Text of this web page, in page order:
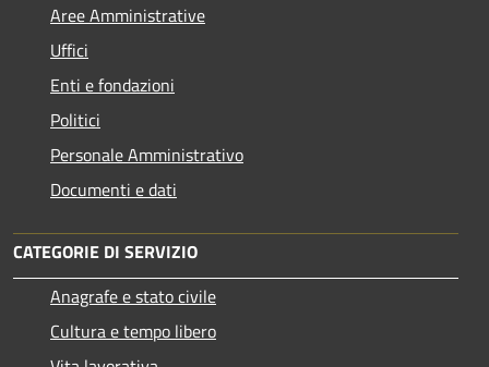
Aree Amministrative
Uffici
Enti e fondazioni
Politici
Personale Amministrativo
Documenti e dati
CATEGORIE DI SERVIZIO
Anagrafe e stato civile
Cultura e tempo libero